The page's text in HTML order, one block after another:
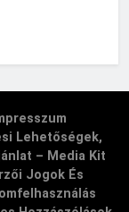
Lehetőségek,
– Media Kit
Jogok És